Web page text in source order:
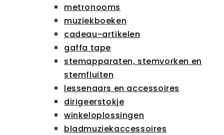
metronooms
muziekboeken
cadeau-artikelen
gaffa tape
stemapparaten, stemvorken en
stemfluiten
lessenaars en accessoires
dirigeerstokje
winkeloplossingen
bladmuziekaccessoires